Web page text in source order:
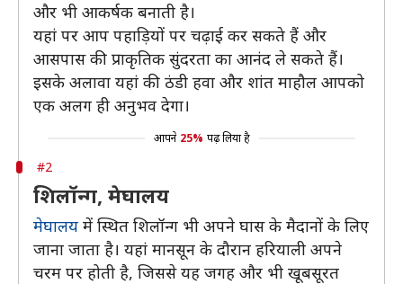
और भी आकर्षक बनाती है।
यहां पर आप पहाड़ियों पर चढ़ाई कर सकते हैं और
आसपास की प्राकृतिक सुंदरता का आनंद ले सकते हैं।
इसके अलावा यहां की ठंडी हवा और शांत माहौल आपको
एक अलग ही अनुभव देगा।
आपने 25% पढ़ लिया है
#2
शिलॉन्ग, मेघालय
मेघालय में स्थित शिलॉन्ग भी अपने घास के मैदानों के लिए
जाना जाता है। यहां मानसून के दौरान हरियाली अपने
चरम पर होती है, जिससे यह जगह और भी खूबसूरत